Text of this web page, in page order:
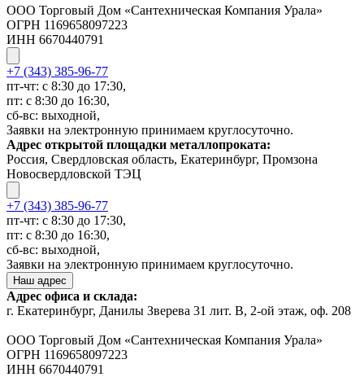
ООО Торговый Дом «Сантехническая Компания Урала»
ОГРН 1169658097223
ИНН 6670440791
+7 (343) 385-96-77
пт-чт: с 8:30 до 17:30,
пт: с 8:30 до 16:30,
сб-вс: выходной,
Заявки на электронную принимаем круглосуточно.
Адрес открытой площадки металлопроката:
Россия, Свердловская область, Екатеринбург, Промзона
Новосвердловской ТЭЦ
+7 (343) 385-96-77
пт-чт: с 8:30 до 17:30,
пт: с 8:30 до 16:30,
сб-вс: выходной,
Заявки на электронную принимаем круглосуточно.
Наш адрес
Адрес офиса и склада:
г. Екатеринбург, Данилы Зверева 31 лит. В, 2-ой этаж, оф. 208
ООО Торговый Дом «Сантехническая Компания Урала»
ОГРН 1169658097223
ИНН 6670440791